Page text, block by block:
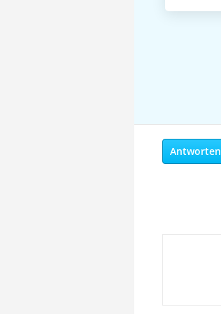
Antworten